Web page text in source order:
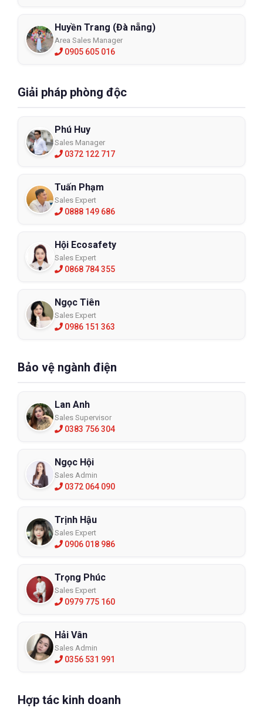
Huyền Trang (Đà nẵng)
Area Sales Manager
0905 605 016
Giải pháp phòng độc
Phú Huy
Sales Manager
0372 122 717
Tuấn Phạm
Sales Expert
0888 149 686
Hội Ecosafety
Sales Expert
0868 784 355
Ngọc Tiên
Sales Expert
0986 151 363
Bảo vệ ngành điện
Lan Anh
Sales Supervisor
0383 756 304
Ngọc Hội
Sales Admin
0372 064 090
Trịnh Hậu
Sales Expert
0906 018 986
Trọng Phúc
Sales Expert
0979 775 160
Hải Vân
Sales Admin
0356 531 991
Hợp tác kinh doanh